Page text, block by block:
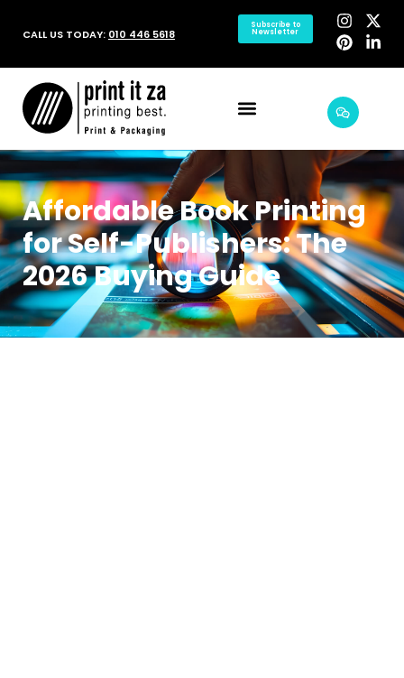
CALL US TODAY: 010 446 5618
Subscribe to
Newsletter
Affordable Book Printing
for Self-Publishers: The
2026 Buying Guide